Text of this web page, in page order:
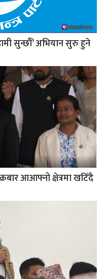
सुन्छौँ’ अभियान सुरु हुने
आआफ्नो क्षेत्रमा खटिँदै